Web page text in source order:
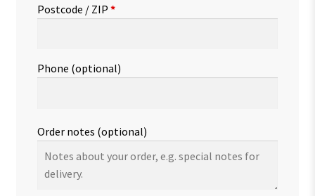
Postcode / ZIP *
Phone (optional)
Order notes (optional)